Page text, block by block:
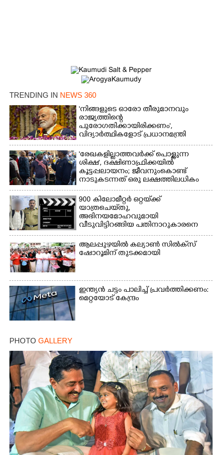
TRENDING IN NEWS 360
'നിങ്ങളുടെ ഓരോ തീരുമാനവും
രാജ്യത്തിന്റെ
പുരോഗതിക്കായിരിക്കണം',​
വിദ്യാർത്ഥികളോട് പ്രധാനമന്ത്രി
'രേഖകളില്ലാത്തവർക്ക് പൊള്ളുന്ന
ശിക്ഷ', ദക്ഷിണാഫ്രിക്കയിൽ
കൂട്ടപ്പലായനം; ജീവനുംകൊണ്ട്
നാടുകടന്നത് ഒരു ലക്ഷത്തിലധികം
പേർ
900 കിലോമീറ്റർ ഒറ്റയ്‌ക്ക്
യാത്രചെ‌യ്‌തു,​
അഭിനയമോഹവുമായി
വീടുവിട്ടിറങ്ങിയ പതിനാറുകാരനെ
കണ്ടെത്തിയത് ഫിലിം സിറ്റിയിൽ
ആലപ്പുഴയിൽ കല്യാൺ സിൽക്‌സ്
ഷോറൂമിന് തുടക്കമായി
ഇന്ത്യൻ ചട്ടം പാലിച്ച് പ്രവർത്തിക്കണം:
മെറ്റയോട് കേന്ദ്രം
PHOTO GALLERY